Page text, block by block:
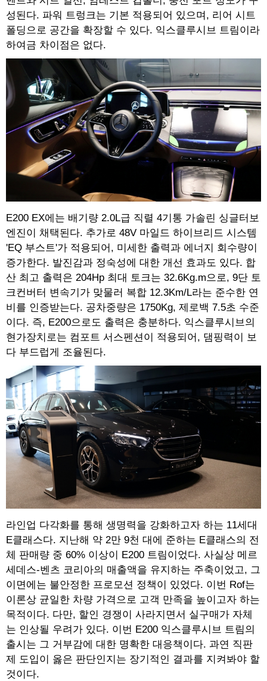
성된다. 파워 트렁크는 기본 적용되어 있으며, 리어 시트
폴딩으로 공간을 확장할 수 있다. 익스클루시브 트림이라
하여금 차이점은 없다.
E200 EX에는 배기량 2.0L급 직렬 4기통 가솔린 싱글터보
엔진이 채택된다. 추가로 48V 마일드 하이브리드 시스템
'EQ 부스트'가 적용되어, 미세한 출력과 에너지 회수량이
증가한다. 발진감과 정숙성에 대한 개선 효과도 있다. 합
산 최고 출력은 204Hp 최대 토크는 32.6Kg.m으로, 9단 토
크컨버터 변속기가 맞물러 복합 12.3Km/L라는 준수한 연
비를 인증받는다. 공차중량은 1750Kg, 제로백 7.5초 수준
이다. 즉, E200으로도 출력은 충분하다. 익스클루시브의
현가장치로는 컴포트 서스펜션이 적용되어, 댐핑력이 보
다 부드럽게 조율된다.
라인업 다각화를 통해 생명력을 강화하고자 하는 11세대
E클래스다. 지난해 약 2만 9천 대에 준하는 E클래스의 전
체 판매량 중 60% 이상이 E200 트림이었다. 사실상 메르
세데스-벤츠 코리아의 매출액을 유지하는 주축이었고, 그
이면에는 불안정한 프로모션 정책이 있었다. 이번 Rof는
이론상 균일한 차량 가격으로 고객 만족을 높이고자 하는
목적이다. 다만, 할인 경쟁이 사라지면서 실구매가 자체
는 인상될 우려가 있다. 이번 E200 익스클루시브 트림의
출시는 그 거부감에 대한 명확한 대응책이다. 과연 직판
제 도입이 옳은 판단인지는 장기적인 결과를 지켜봐야 할
것이다.